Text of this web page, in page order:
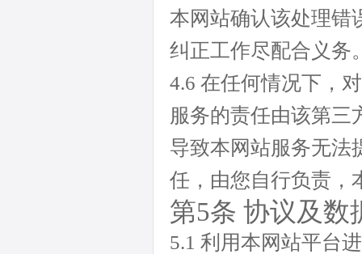
本网站确认该处理错
纠正工作尽配合义务
4.6 在任何情况下，
服务的责任由该第三
导致本网站服务无法
任，由您自行负责，
第5条 协议及数
5.1 利用本网站平台